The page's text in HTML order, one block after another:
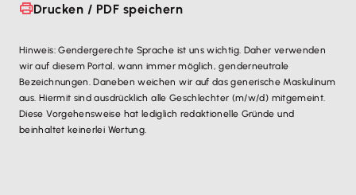
Drucken / PDF speichern
Hinweis: Gendergerechte Sprache ist uns wichtig. Daher verwenden
wir auf diesem Portal, wann immer möglich, genderneutrale
Bezeichnungen. Daneben weichen wir auf das generische Maskulinum
aus. Hiermit sind ausdrücklich alle Geschlechter (m/w/d) mitgemeint.
Diese Vorgehensweise hat lediglich redaktionelle Gründe und
beinhaltet keinerlei Wertung.